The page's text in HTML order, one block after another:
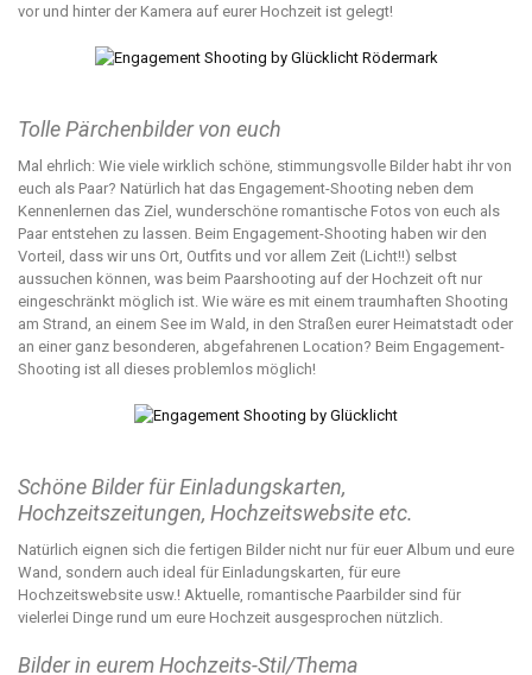
vor und hinter der Kamera auf eurer Hochzeit ist gelegt!
Tolle Pärchenbilder von euch
Mal ehrlich: Wie viele wirklich schöne, stimmungsvolle Bilder habt ihr von
euch als Paar? Natürlich hat das Engagement-Shooting neben dem
Kennenlernen das Ziel, wunderschöne romantische Fotos von euch als
Paar entstehen zu lassen. Beim Engagement-Shooting haben wir den
Vorteil, dass wir uns Ort, Outfits und vor allem Zeit (Licht!!) selbst
aussuchen können, was beim Paarshooting auf der Hochzeit oft nur
eingeschränkt möglich ist. Wie wäre es mit einem traumhaften Shooting
am Strand, an einem See im Wald, in den Straßen eurer Heimatstadt oder
an einer ganz besonderen, abgefahrenen Location? Beim Engagement-
Shooting ist all dieses problemlos möglich!
Schöne Bilder für Einladungskarten,
Hochzeitszeitungen, Hochzeitswebsite etc.
Natürlich eignen sich die fertigen Bilder nicht nur für euer Album und eure
Wand, sondern auch ideal für Einladungskarten, für eure
Hochzeitswebsite usw.! Aktuelle, romantische Paarbilder sind für
vielerlei Dinge rund um eure Hochzeit ausgesprochen nützlich.
Bilder in eurem Hochzeits-Stil/Thema